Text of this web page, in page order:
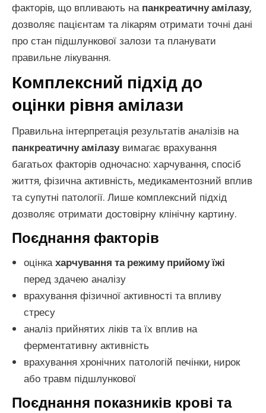
факторів, що впливають на панкреатичну амілазу,
дозволяє пацієнтам та лікарям отримати точні дані
про стан підшлункової залози та планувати
правильне лікування.
Комплексний підхід до
оцінки рівня амілази
Правильна інтерпретація результатів аналізів на
панкреатичну амілазувимагає врахування
багатьох факторів одночасно: харчування, спосіб
життя, фізична активність, медикаментозний вплив
та супутні патології. Лише комплексний підхід
дозволяє отримати достовірну клінічну картину.
Поєднання факторів
оцінкахарчування та режиму прийому їжі
перед здачею аналізу
врахування фізичної активності та впливу
стресу
аналіз прийнятих ліків та їх вплив на
ферментативну активність
врахування хронічних патологій печінки, нирок
або травм підшлункової
Поєднання показників крові та